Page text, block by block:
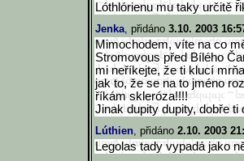
Lóthlórienu mu taky určitě
Jenka, přidáno 3.10. 2003
Mimochodem, víte na co
Stromovous před Bílého
mi neříkejte, že ti klucí
jak to, že se na to jméno
říkám skleróza!!!!
Jinak dupity dupity, dobře
Lúthien, přidáno 2.10. 2003
Legolas tady vypadá jako